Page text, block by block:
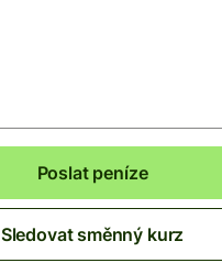
Poslat peníze
Sledovat směnný kurz